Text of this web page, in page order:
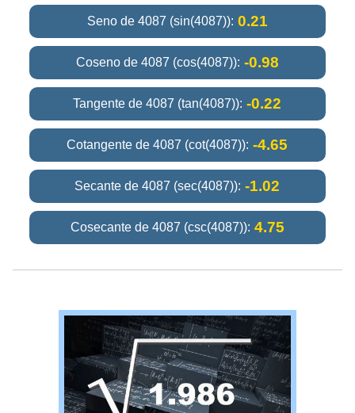
Seno de 4087 (sin(4087)): 0.21
Coseno de 4087 (cos(4087)): -0.98
Tangente de 4087 (tan(4087)): -0.22
Cotangente de 4087 (cot(4087)): -4.65
Secante de 4087 (sec(4087)): -1.02
Cosecante de 4087 (csc(4087)): 4.75